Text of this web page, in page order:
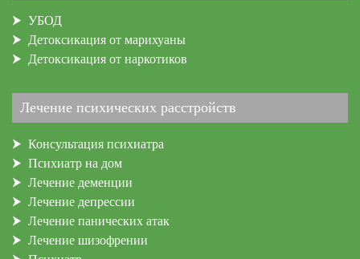
УБОД
Детоксикация от марихуаны
Детоксикация от наркотиков
Лечение психических расстройств
Консультация психиатра
Психиатр на дом
Лечение деменции
Лечение депрессии
Лечение панических атак
Лечение шизофрении